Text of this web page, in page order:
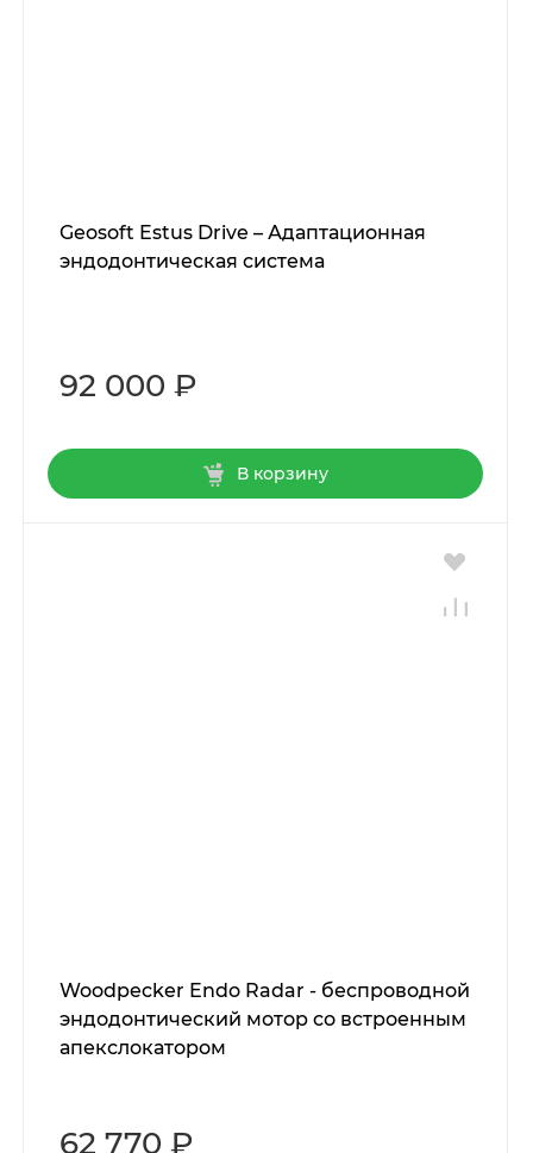
Geosoft Estus Drive – Адаптационная
эндодонтическая система
92 000 ₽
В корзину
Woodpecker Endo Radar - беспроводной
эндодонтический мотор со встроенным
апекслокатором
62 770 ₽